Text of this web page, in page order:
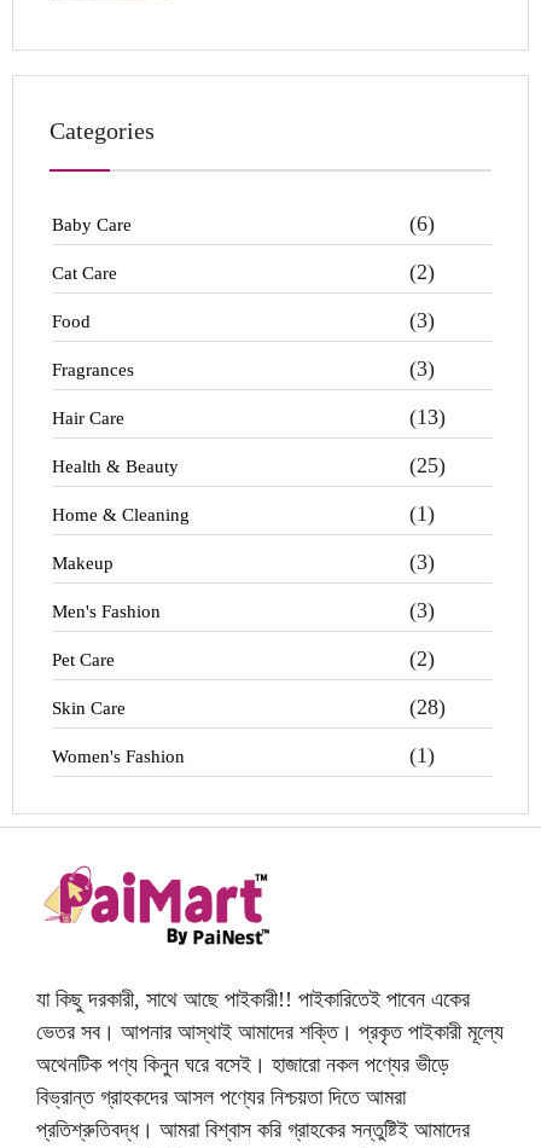
Categories
Baby Care (6)
Cat Care (2)
Food (3)
Fragrances (3)
Hair Care (13)
Health & Beauty (25)
Home & Cleaning (1)
Makeup (3)
Men's Fashion (3)
Pet Care (2)
Skin Care (28)
Women's Fashion (1)
যা কিছু দরকারী, সাথে আছে পাইকারী!! পাইকারিতেই পাবেন একের
ভেতর সব। আপনার আস্থাই আমাদের শক্তি। প্রকৃত পাইকারী মূল্যে
অথেনটিক পণ্য কিনুন ঘরে বসেই। হাজারো নকল পণ্যের ভীড়ে
বিভ্রান্ত গ্রাহকদের আসল পণ্যের নিশ্চয়তা দিতে আমরা
প্রতিশ্রুতিবদ্ধ। আমরা বিশ্বাস করি গ্রাহকের সন্তুষ্টিই আমাদের